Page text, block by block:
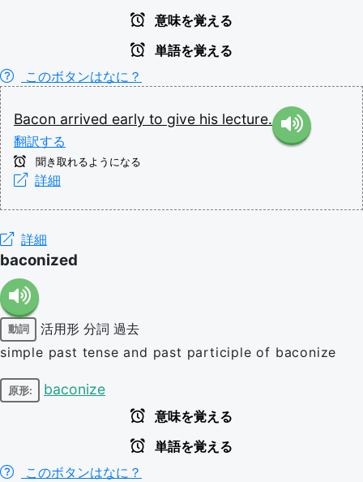
意味を覚える
単語を覚える
このボタンはなに？
Bacon arrived early to give his lecture.
翻訳する
聞き取れるようになる
詳細
詳細
baconized
動詞 活用形 分詞 過去
simple past tense and past participle of baconize
原形: baconize
意味を覚える
単語を覚える
このボタンはなに？